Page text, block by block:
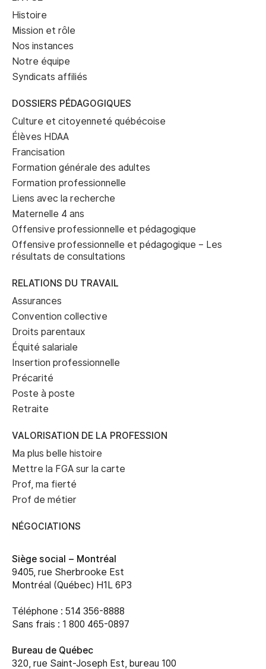
Histoire
Mission et rôle
Nos instances
Notre équipe
Syndicats affiliés
DOSSIERS PÉDAGOGIQUES
Culture et citoyenneté québécoise
Élèves HDAA
Francisation
Formation générale des adultes
Formation professionnelle
Liens avec la recherche
Maternelle 4 ans
Offensive professionnelle et pédagogique
Offensive professionnelle et pédagogique – Les
résultats de consultations
RELATIONS DU TRAVAIL
Assurances
Convention collective
Droits parentaux
Équité salariale
Insertion professionnelle
Précarité
Poste à poste
Retraite
VALORISATION DE LA PROFESSION
Ma plus belle histoire
Mettre la FGA sur la carte
Prof, ma fierté
Prof de métier
NÉGOCIATIONS
Siège social – Montréal
9405, rue Sherbrooke Est
Montréal (Québec) H1L 6P3
Téléphone : 514 356-8888
Sans frais : 1 800 465-0897
Bureau de Québec
320, rue Saint-Joseph Est, bureau 100